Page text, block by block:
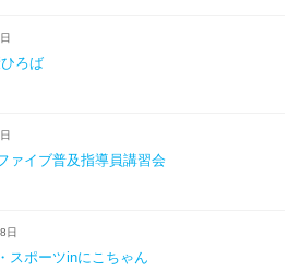
ろば
ァイブ普及指導員講習会
日
スポーツinにこちゃん